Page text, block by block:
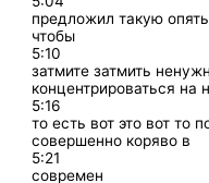
предложил такую
чтобы
5:10
затмите затмить
концентрироваться на
5:16
то есть вот это вот то
совершенно коряво в
5:21
современ